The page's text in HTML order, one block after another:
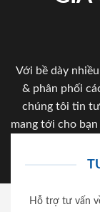
Với bề dày
& phân phối
chúng tôi tin
mang tới cho
Hỗ trợ tư vấn